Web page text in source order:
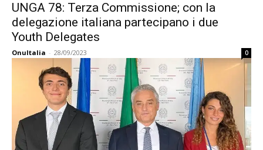
UNGA 78: Terza Commissione; con la
delegazione italiana partecipano i due
Youth Delegates
OnuItalia - 28/09/2023 0